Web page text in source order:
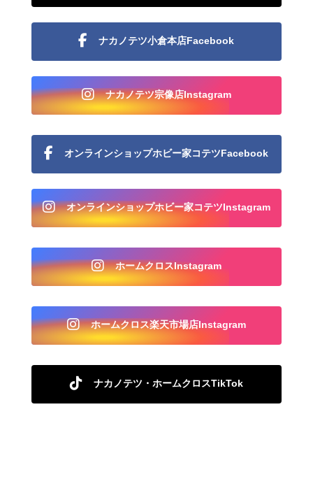
ナカノテツ小倉本店Facebook
ナカノテツ宗像店Instagram
オンラインショップホビー家コテツFacebook
オンラインショップホビー家コテツInstagram
ホームクロスInstagram
ホームクロス楽天市場店Instagram
ナカノテツ・ホームクロスTikTok